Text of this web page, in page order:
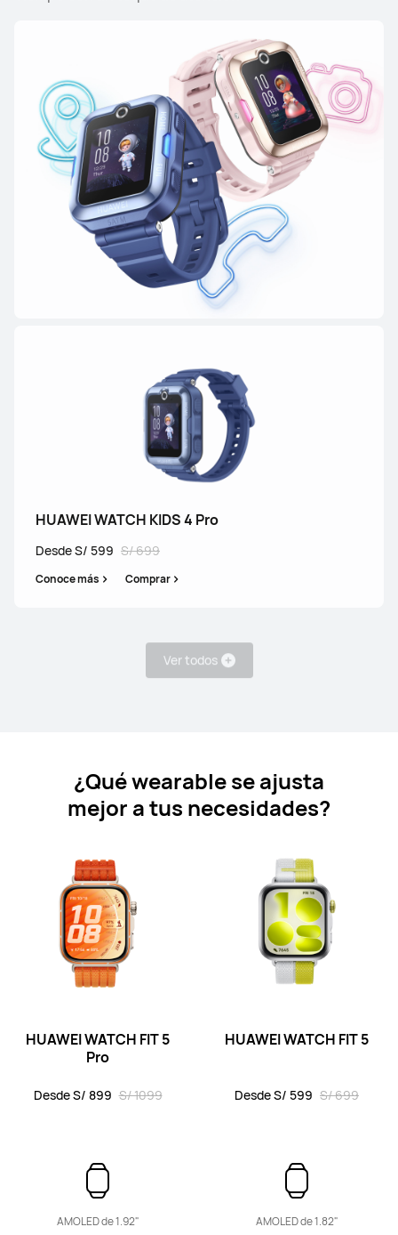
HUAWEI WATCH KIDS 4 Pro
Desde S/ 599 S/ 699
Conoce más Comprar
Ver todos
Desde S/ 599 S/ 699
Conoce más Comprar
HUAWEI WATCH FIT 4 Pro
Desde S/ 699 S/ 1099
Conoce más
HUAWEI WATCH FIT 4
Conoce más
WATCH D Series
HUAWEI WATCH D2
HUAWEI Band 11 Pro
Desde S/ 259 S/ 279
¿Qué wearable se ajusta
mejor a tus necesidades?
HUAWEI WATCH FIT 5
Pro
Desde S/ 899 S/ 1099
AMOLED de 1.92"
HUAWEI WATCH FIT 5
Desde S/ 599 S/ 699
AMOLED de 1.82"